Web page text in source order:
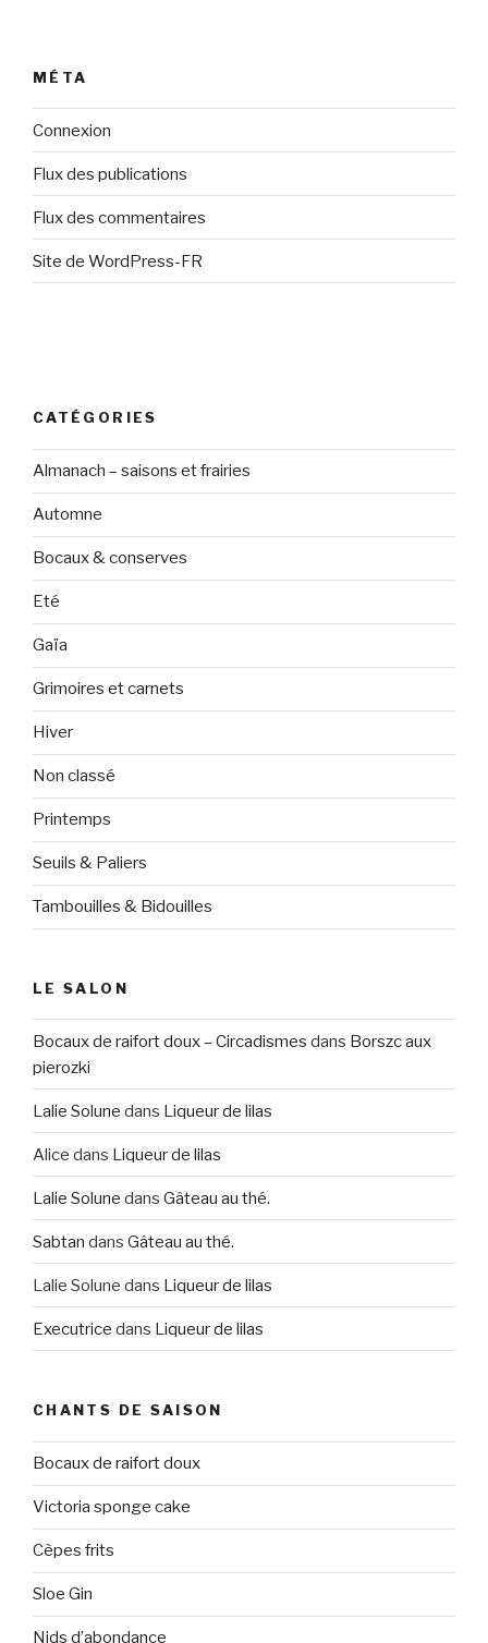
MÉTA
Connexion
Flux des publications
Flux des commentaires
Site de WordPress-FR
CATÉGORIES
Almanach – saisons et frairies
Automne
Bocaux & conserves
Eté
Gaïa
Grimoires et carnets
Hiver
Non classé
Printemps
Seuils & Paliers
Tambouilles & Bidouilles
LE SALON
Bocaux de raifort doux – Circadismes dans Borszc aux
pierozki
Lalie Solune dans Liqueur de lilas
Alice dans Liqueur de lilas
Lalie Solune dans Gâteau au thé.
Sabtan dans Gâteau au thé.
Lalie Solune dans Liqueur de lilas
Executrice dans Liqueur de lilas
CHANTS DE SAISON
Bocaux de raifort doux
Victoria sponge cake
Cèpes frits
Sloe Gin
Nids d’abondance